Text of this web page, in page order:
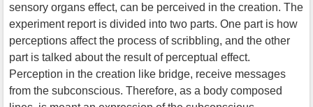
sensory organs effect, can be perceived in the creation. The
experiment report is divided into two parts. One part is how
perceptions affect the process of scribbling, and the other
part is talked about the result of perceptual effect.
Perception in the creation like bridge, receive messages
from the subconscious. Therefore, as a body composed